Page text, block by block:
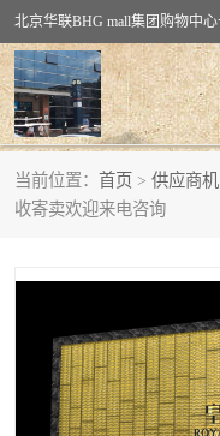
当前位置： 首页 > 供应商机
收寄卖欢迎来电咨询
回收黄金
回收翡翠玉石